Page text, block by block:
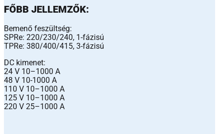
FŐBB JELLEMZŐK:
Bemenő feszültség:
SPRe: 220/230/240, 1-fázisú
TPRe: 380/400/415, 3-fázisú
DC kimenet:
24 V 10–1000 A
48 V 10-1000 A
110 V 10–1000 A
125 V 10–1000 A
220 V 25–1000 A